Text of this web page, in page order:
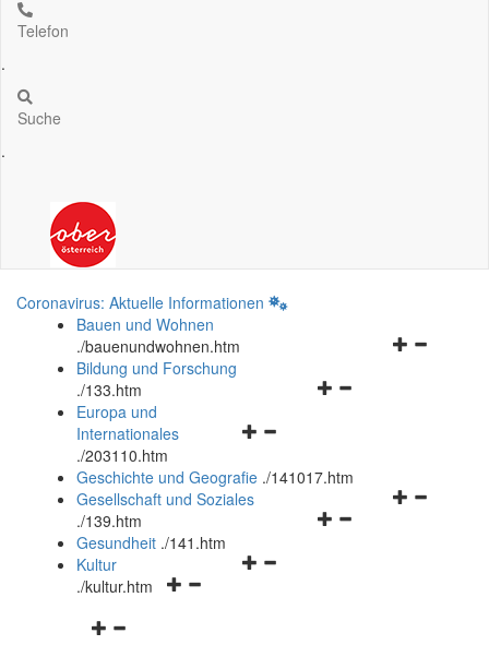
Telefon
.
Suche
.
Coronavirus: Aktuelle Informationen
Bauen und Wohnen
./bauenundwohnen.htm
Navigationsmenü
Bildung und Forschung
./133.htm
Navigationsmenü
und
schließen
Europa und
Internationales
./203110.htm
Geschichte und Geografie ./141017.htm
Navigationsmenü
Gesellschaft und Soziales
./139.htm
Navigationsmenü
Gesundheit ./141.htm
Navigationsmenü
Kultur
./kultur.htm
Navigationsmenü